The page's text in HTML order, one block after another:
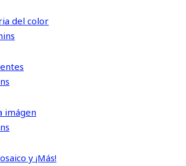
del color
imágen
y ¡Más!